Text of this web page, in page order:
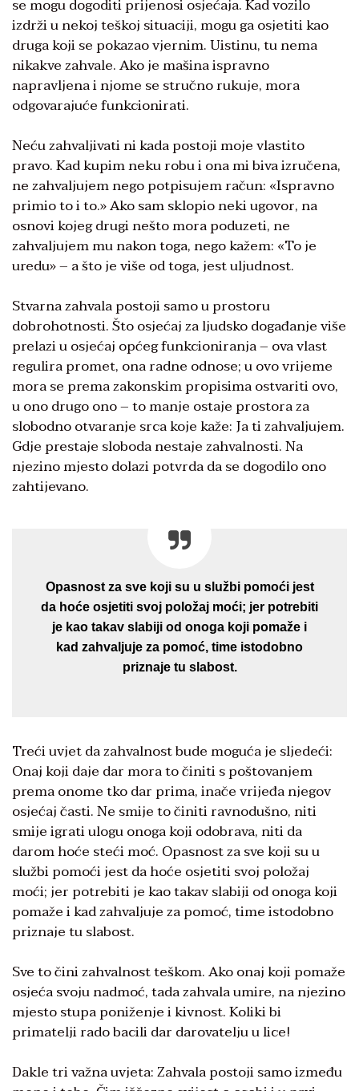
se mogu dogoditi prijenosi osjećaja. Kad vozilo
izdrži u nekoj teškoj situaciji, mogu ga osjetiti kao
druga koji se pokazao vjernim. Uistinu, tu nema
nikakve zahvale. Ako je mašina ispravno
napravljena i njome se stručno rukuje, mora
odgovarajuće funkcionirati.
Neću zahvaljivati ni kada postoji moje vlastito
pravo. Kad kupim neku robu i ona mi biva izručena,
ne zahvaljujem nego potpisujem račun: «Ispravno
primio to i to.» Ako sam sklopio neki ugovor, na
osnovi kojeg drugi nešto mora poduzeti, ne
zahvaljujem mu nakon toga, nego kažem: «To je
uredu» – a što je više od toga, jest uljudnost.
Stvarna zahvala postoji samo u prostoru
dobrohotnosti. Što osjećaj za ljudsko događanje više
prelazi u osjećaj općeg funkcioniranja – ova vlast
regulira promet, ona radne odnose; u ovo vrijeme
mora se prema zakonskim propisima ostvariti ovo,
u ono drugo ono – to manje ostaje prostora za
slobodno otvaranje srca koje kaže: Ja ti zahvaljujem.
Gdje prestaje sloboda nestaje zahvalnosti. Na
njezino mjesto dolazi potvrda da se dogodilo ono
zahtijevano.
Opasnost za sve koji su u službi pomoći jest
da hoće osjetiti svoj položaj moći; jer potrebiti
je kao takav slabiji od onoga koji pomaže i
kad zahvaljuje za pomoć, time istodobno
priznaje tu slabost.
Treći uvjet da zahvalnost bude moguća je sljedeći:
Onaj koji daje dar mora to činiti s poštovanjem
prema onome tko dar prima, inače vrijeđa njegov
osjećaj časti. Ne smije to činiti ravnodušno, niti
smije igrati ulogu onoga koji odobrava, niti da
darom hoće steći moć. Opasnost za sve koji su u
službi pomoći jest da hoće osjetiti svoj položaj
moći; jer potrebiti je kao takav slabiji od onoga koji
pomaže i kad zahvaljuje za pomoć, time istodobno
priznaje tu slabost.
Sve to čini zahvalnost teškom. Ako onaj koji pomaže
osjeća svoju nadmoć, tada zahvala umire, na njezino
mjesto stupa poniženje i kivnost. Koliki bi
primatelji rado bacili dar darovatelju u lice!
Dakle tri važna uvjeta: Zahvala postoji samo između